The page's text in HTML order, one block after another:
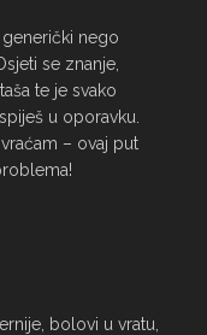
nego
se znanje,
te je svako
u oporavku.
– ovaj put
bolovi u vratu,